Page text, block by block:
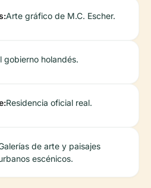
Arte gráfico de M.C. Escher.
gobierno holandés.
Residencia oficial real.
de arte y paisajes
escénicos.